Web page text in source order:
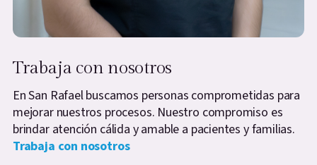
Trabaja con nosotros
En San Rafael buscamos personas comprometidas para
mejorar nuestros procesos. Nuestro compromiso es
brindar atención cálida y amable a pacientes y familias.
Trabaja con nosotros